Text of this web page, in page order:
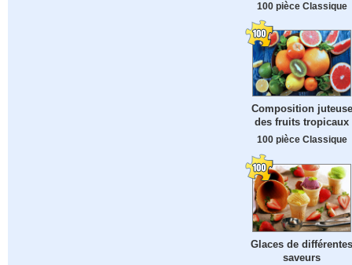
100 pièce Classique
Composition juteuse
des fruits tropicaux
100 pièce Classique
Glaces de différentes
saveurs